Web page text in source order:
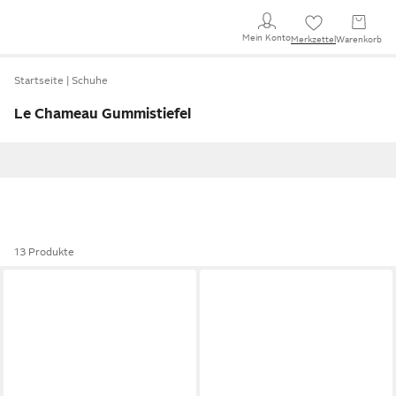
Mein KontoMerkzettel Warenkorb
Startseite Schuhe
Le Chameau Gummistiefel
13 Produkte